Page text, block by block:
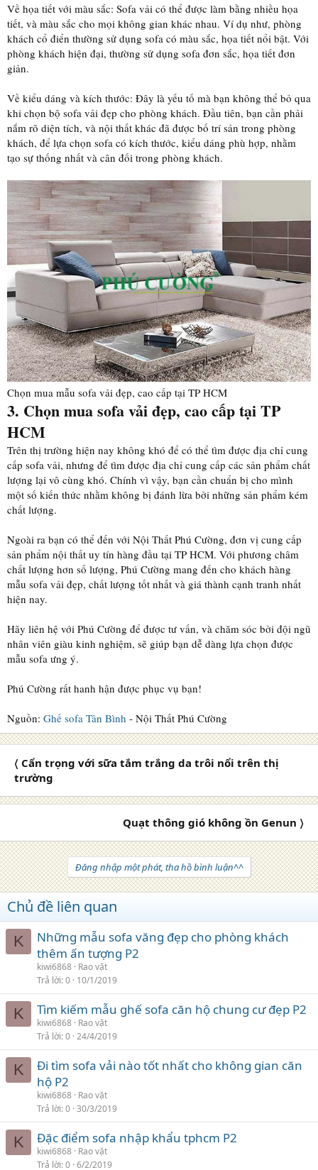
Về họa tiết với màu sắc: Sofa vải có thể được làm bằng nhiều họa
tiết, và màu sắc cho mọi không gian khác nhau. Ví dụ như, phòng
khách cổ điển thường sử dụng sofa có màu sắc, họa tiết nổi bật. Với
phòng khách hiện đại, thường sử dụng sofa đơn sắc, họa tiết đơn
giản.
Về kiểu dáng và kích thước: Đây là yếu tố mà bạn không thể bỏ qua
khi chọn bộ sofa vải đẹp cho phòng khách. Đầu tiên, bạn cần phải
nắm rõ diện tích, và nội thất khác đã được bố trí sản trong phòng
khách, để lựa chọn sofa có kích thước, kiểu dáng phù hợp, nhằm
tạo sự thống nhất và cân đối trong phòng khách.
Chọn mua mẫu sofa vải đẹp, cao cấp tại TP HCM
3. Chọn mua sofa vải đẹp, cao cấp tại TP
HCM
Trên thị trường hiện nay không khó để có thể tìm được địa chỉ cung
cấp sofa vải, nhưng để tìm được địa chỉ cung cấp các sản phẩm chất
lượng lại vô cùng khó. Chính vì vậy, bạn cần chuẩn bị cho mình
một số kiến thức nhằm không bị đánh lừa bởi những sản phẩm kém
chất lượng.
Ngoài ra bạn có thể đến với Nội Thất Phú Cường, đơn vị cung cấp
sản phẩm nội thất uy tín hàng đầu tại TP HCM. Với phương châm
chất lượng hơn số lượng, Phú Cường mang đến cho khách hàng
mẫu sofa vải đẹp, chất lượng tốt nhất và giá thành cạnh tranh nhất
hiện nay.
Hãy liên hệ với Phú Cường để được tư vấn, và chăm sóc bởi đội ngũ
nhân viên giàu kinh nghiệm, sẽ giúp bạn dễ dàng lựa chọn được
mẫu sofa ưng ý.
Phú Cường rất hanh hận được phục vụ bạn!
Nguồn: Ghế sofa Tân Bình - Nội Thất Phú Cường
〈 Cẩn trọng với sữa tắm trắng da trôi nổi trên thị
trường
Quạt thông gió không ồn Genun 〉
Đăng nhập một phát, tha hồ bình luận^^
Chủ đề liên quan
K
Những mẫu sofa văng đẹp cho phòng khách
thêm ấn tượng P2
kiwi6868 Rao vặt
Trả lời 0 10/1/2019
K Tìm kiếm mẫu ghế sofa căn hộ chung cư đẹp P2
kiwi6868 Rao vặt
Trả lời 0 24/4/2019
K
Đi tìm sofa vải nào tốt nhất cho không gian căn
hộ P2
kiwi6868 Rao vặt
Trả lời 0 30/3/2019
K Đặc điểm sofa nhập khẩu tphcm P2
kiwi6868 Rao vặt
Trả lời 0 6/2/2019